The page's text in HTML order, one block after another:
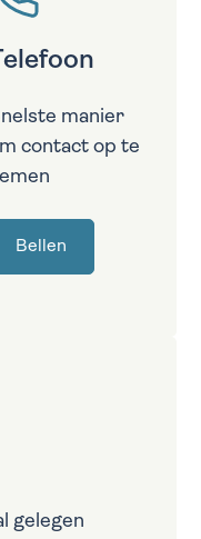
manier
contact op te
Bellen
gelegen